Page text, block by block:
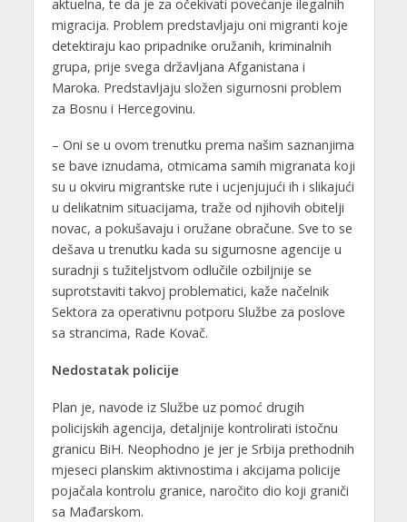
aktuelna, te da je za očekivati povećanje ilegalnih
migracija. Problem predstavljaju oni migranti koje
detektiraju kao pripadnike oružanih, kriminalnih
grupa, prije svega državljana Afganistana i
Maroka. Predstavljaju složen sigurnosni problem
za Bosnu i Hercegovinu.
– Oni se u ovom trenutku prema našim saznanjima
se bave iznudama, otmicama samih migranata koji
su u okviru migrantske rute i ucjenjujući ih i slikajući
u delikatnim situacijama, traže od njihovih obitelji
novac, a pokušavaju i oružane obračune. Sve to se
dešava u trenutku kada su sigurnosne agencije u
suradnji s tužiteljstvom odlučile ozbiljnije se
suprotstaviti takvoj problematici, kaže načelnik
Sektora za operativnu potporu Službe za poslove
sa strancima, Rade Kovač.
Nedostatak policije
Plan je, navode iz Službe uz pomoć drugih
policijskih agencija, detaljnije kontrolirati istočnu
granicu BiH. Neophodno je jer je Srbija prethodnih
mjeseci planskim aktivnostima i akcijama policije
pojačala kontrolu granice, naročito dio koji graniči
sa Mađarskom.